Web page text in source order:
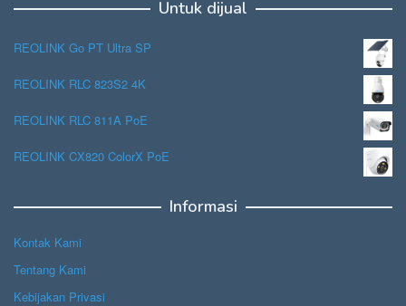
Untuk dijual
REOLINK Go PT Ultra SP
REOLINK RLC 823S2 4K
REOLINK RLC 811A PoE
REOLINK CX820 ColorX PoE
Informasi
Kontak Kami
Tentang Kami
Kebijakan Privasi